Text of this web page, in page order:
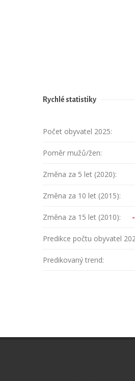
Rychlé statistiky
Počet obyvatel 2025:
Poměr mužů/žen:
Změna za 5 let (2020):
Změna za 10 let (2015):
Změna za 15 let (2010):
Predikce počtu obyvatel
Predikovaný trend: